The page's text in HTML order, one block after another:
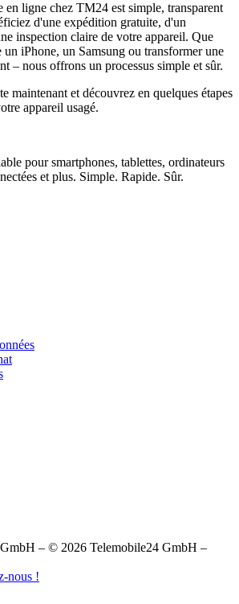
en ligne chez TM24 est simple, transparent
d'une expédition gratuite, d'un
inspection claire de votre appareil. Que
iPhone, un Samsung ou transformer une
– nous offrons un processus simple et sûr.
maintenant et découvrez en quelques étapes
appareil usagé.
pour smartphones, tablettes, ordinateurs
et plus. Simple. Rapide. Sûr.
– © 2026 Telemobile24 GmbH –
nous !